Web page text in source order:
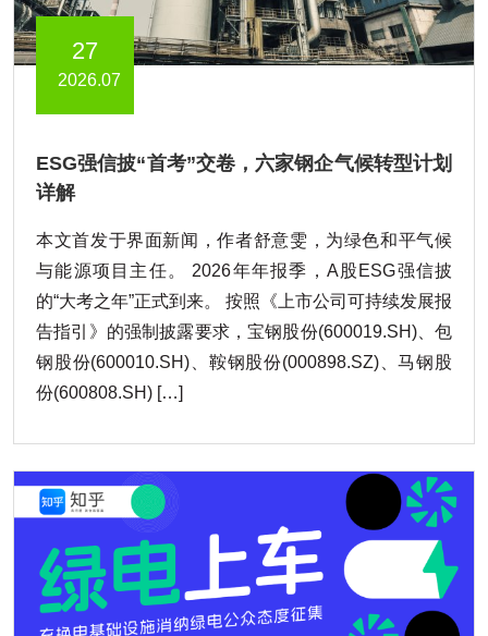
27
2026.07
ESG强信披“首考”交卷，六家钢企气候转型计划
详解
本文首发于界面新闻，作者舒意雯，为绿色和平气候
与能源项目主任。 2026年年报季，A股ESG强信披
的“大考之年”正式到来。 按照《上市公司可持续发展报
告指引》的强制披露要求，宝钢股份(600019.SH)、包
钢股份(600010.SH)、鞍钢股份(000898.SZ)、马钢股
份(600808.SH) […]